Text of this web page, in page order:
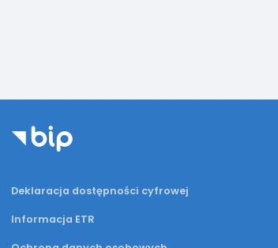
Deklaracja dostępności cyfrowej
Informacja ETR